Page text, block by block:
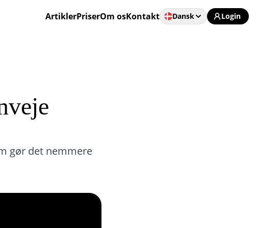
ArtiklerPriserOm osKontakt Dansk Login
gør det nemmere